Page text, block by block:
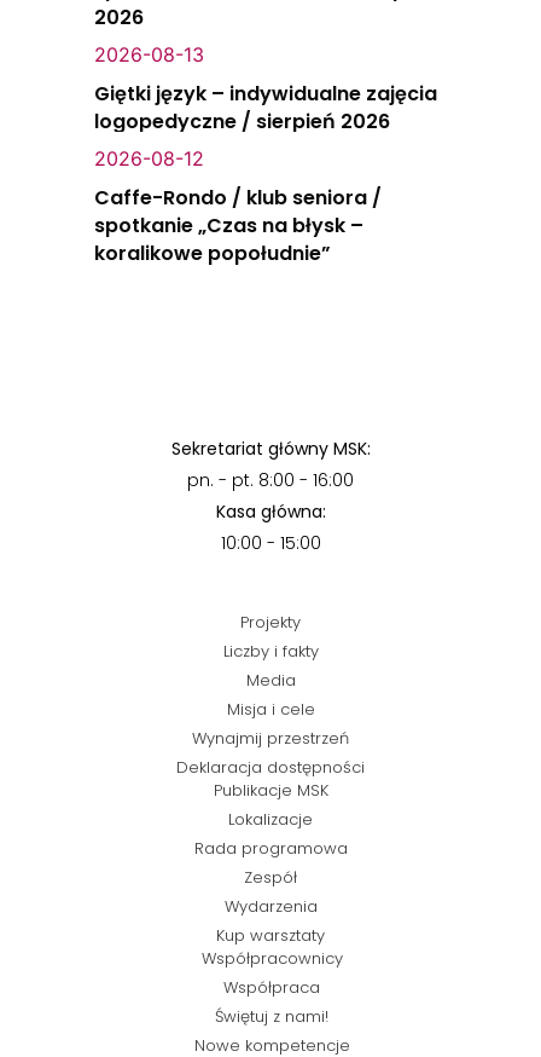
2026
2026-08-13
Giętki język – indywidualne zajęcia
logopedyczne / sierpień 2026
2026-08-12
Caffe-Rondo / klub seniora /
spotkanie „Czas na błysk –
koralikowe popołudnie”
Sekretariat główny MSK:
pn. - pt. 8:00 - 16:00
Kasa główna:
10:00 - 15:00
Projekty
Liczby i fakty
Media
Misja i cele
Wynajmij przestrzeń
Deklaracja dostępności
Publikacje MSK
Lokalizacje
Rada programowa
Zespół
Wydarzenia
Kup warsztaty
Współpracownicy
Współpraca
Świętuj z nami!
Nowe kompetencje